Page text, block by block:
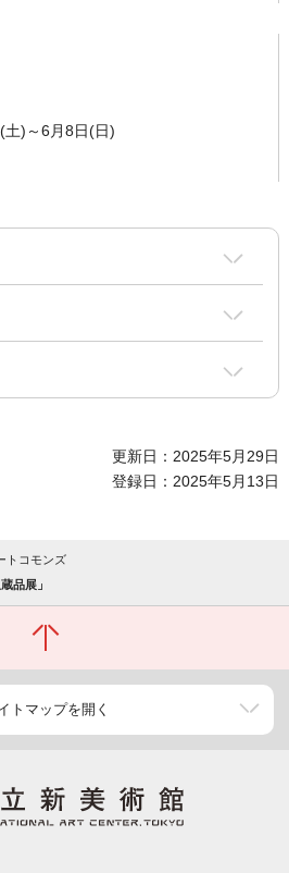
)～6月8日(日)
更新日：2025年5月29日
登録日：2025年5月13日
トコモンズ
品展」
トマップを開く